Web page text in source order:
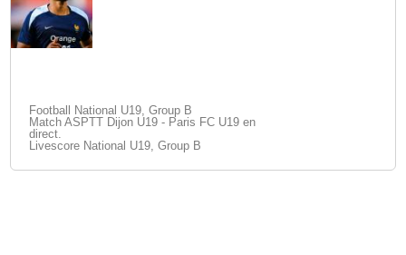
Football National U19, Group B
Match ASPTT Dijon U19 - Paris FC U19 en
direct.
Livescore National U19, Group B